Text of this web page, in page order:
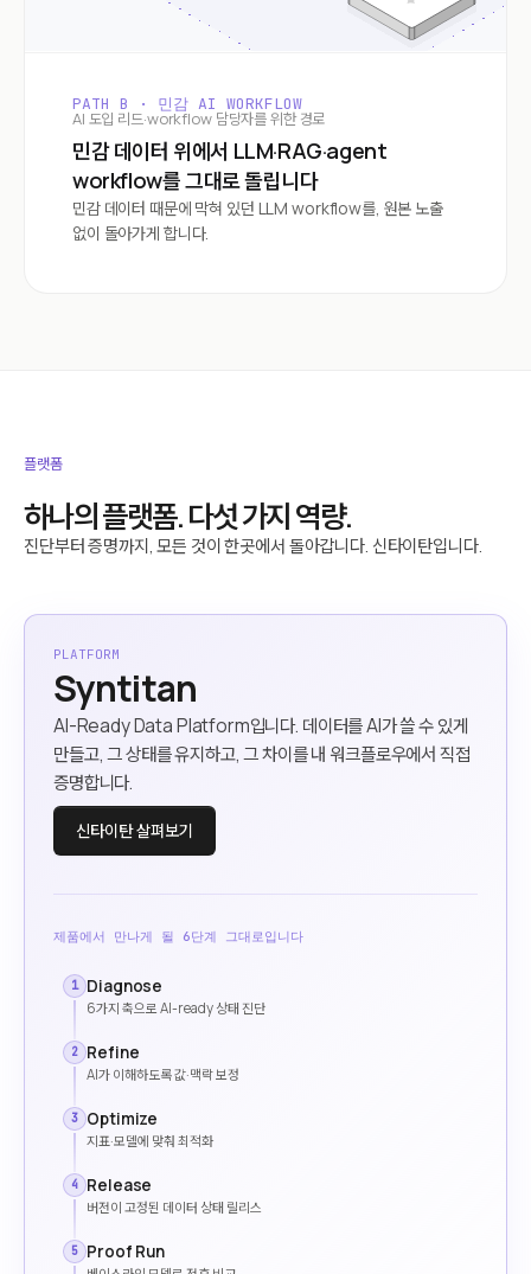
PATH B · 민감 AI WORKFLOW
AI 도입 리드·workflow 담당자를 위한 경로
민감 데이터 위에서 LLM·RAG·agent
workflow를 그대로 돌립니다
민감 데이터 때문에 막혀 있던 LLM workflow를, 원본 노출
없이 돌아가게 합니다.
플랫폼
하나의 플랫폼. 다섯 가지 역량.
진단부터 증명까지, 모든 것이 한곳에서 돌아갑니다. 신타이탄입니다.
PLATFORM
Syntitan
AI-Ready Data Platform입니다. 데이터를 AI가 쓸 수 있게
만들고, 그 상태를 유지하고, 그 차이를 내 워크플로우에서 직접
증명합니다.
신타이탄 살펴보기
제품에서 만나게 될 6단계 그대로입니다
1 Diagnose
6가지 축으로 AI-ready 상태 진단
2 Refine
AI가 이해하도록 값·맥락 보정
3 Optimize
지표·모델에 맞춰 최적화
4 Release
버전이 고정된 데이터 상태 릴리스
5 Proof Run